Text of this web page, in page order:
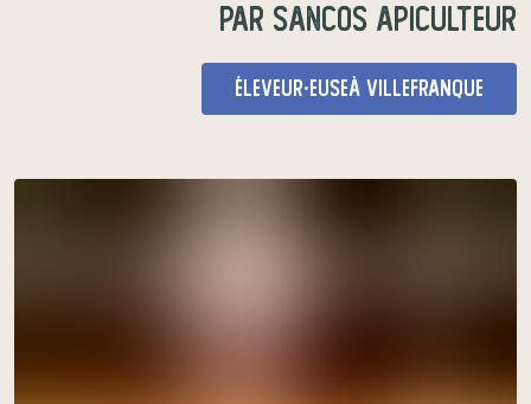
par Sancos Apiculteur
éleveur·euseà Villefranque